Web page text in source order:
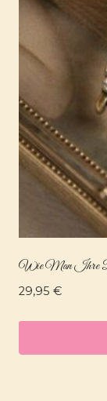
Wie Man Ihre
29,95 €